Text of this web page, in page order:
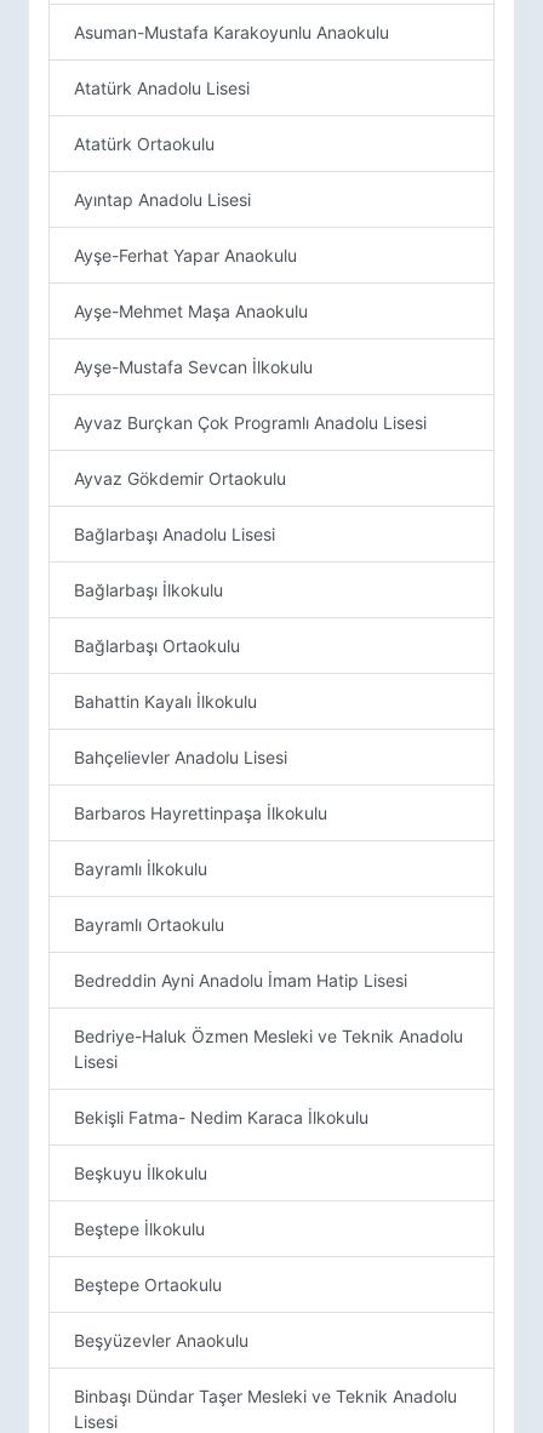
Asuman-Mustafa Karakoyunlu Anaokulu
Atatürk Anadolu Lisesi
Atatürk Ortaokulu
Ayıntap Anadolu Lisesi
Ayşe-Ferhat Yapar Anaokulu
Ayşe-Mehmet Maşa Anaokulu
Ayşe-Mustafa Sevcan İlkokulu
Ayvaz Burçkan Çok Programlı Anadolu Lisesi
Ayvaz Gökdemir Ortaokulu
Bağlarbaşı Anadolu Lisesi
Bağlarbaşı İlkokulu
Bağlarbaşı Ortaokulu
Bahattin Kayalı İlkokulu
Bahçelievler Anadolu Lisesi
Barbaros Hayrettinpaşa İlkokulu
Bayramlı İlkokulu
Bayramlı Ortaokulu
Bedreddin Ayni Anadolu İmam Hatip Lisesi
Bedriye-Haluk Özmen Mesleki ve Teknik Anadolu
Lisesi
Bekişli Fatma- Nedim Karaca İlkokulu
Beşkuyu İlkokulu
Beştepe İlkokulu
Beştepe Ortaokulu
Beşyüzevler Anaokulu
Binbaşı Dündar Taşer Mesleki ve Teknik Anadolu
Lisesi